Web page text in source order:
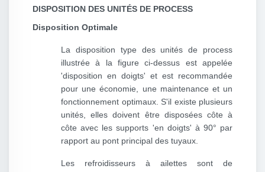
DISPOSITION DES UNITÉS DE PROCESS
Disposition Optimale
La disposition type des unités de process
illustrée à la figure ci-dessus est appelée
'disposition en doigts' et est recommandée
pour une économie, une maintenance et un
fonctionnement optimaux. S'il existe plusieurs
unités, elles doivent être disposées côte à
côte avec les supports 'en doigts' à 90° par
rapport au pont principal des tuyaux.
Les refroidisseurs à ailettes sont de